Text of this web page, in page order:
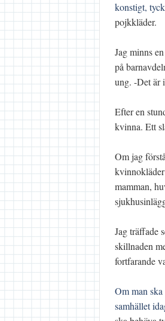
konstigt,
pojkkläder.
Jag minns
på
ung. -Det är
Efter en
kvinna. Ett
Om jag
mamman,
Jag träffade
skillnaden
fortfarande
Om man
samhället